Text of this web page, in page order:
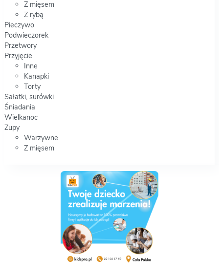
Z mięsem
Z rybą
Pieczywo
Podwieczorek
Przetwory
Przyjęcie
Inne
Kanapki
Torty
Sałatki, surówki
Śniadania
Wielkanoc
Zupy
Warzywne
Z mięsem